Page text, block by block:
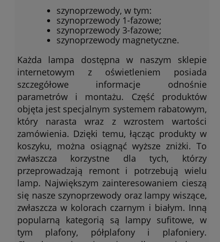
szynoprzewody, w tym:
szynoprzewody 1-fazowe;
szynoprzewody 3-fazowe;
szynoprzewody magnetyczne.
Każda lampa dostępna w naszym sklepie
internetowym z oświetleniem posiada
szczegółowe informacje odnośnie
parametrów i montażu. Część produktów
objęta jest specjalnym systemem rabatowym,
który narasta wraz z wzrostem wartości
zamówienia. Dzięki temu, łącząc produkty w
koszyku, można osiągnąć wyższe zniżki. To
zwłaszcza korzystne dla tych, którzy
przeprowadzają remont i potrzebują wielu
lamp. Największym zainteresowaniem cieszą
się nasze szynoprzewody oraz lampy wiszące,
zwłaszcza w kolorach czarnym i białym. Inną
popularną kategorią są lampy sufitowe, w
tym plafony, półplafony i plafoniery.